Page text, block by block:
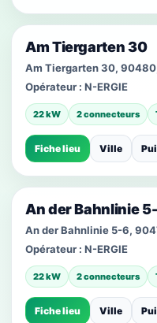
Am Tiergarten 30
Am Tiergarten 30,
Opérateur : N-ERGIE
22 kW 2 connecteurs
Fiche lieu Ville
An der Bahnlinie
An der Bahnlinie 5-6,
Opérateur : N-ERGIE
22 kW 2 connecteurs
Fiche lieu Ville